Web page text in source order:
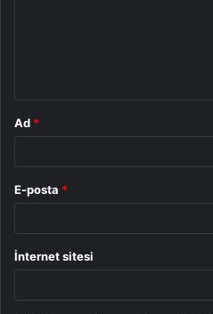
Ad *
E-posta *
İnternet sitesi